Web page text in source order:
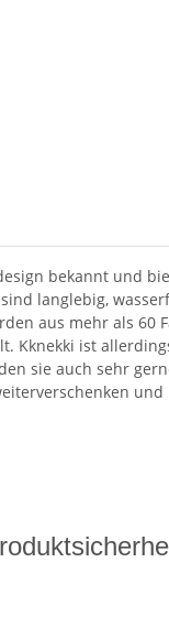
bekannt und
langlebig,
aus mehr als 60
Kknekki ist
sie auch sehr